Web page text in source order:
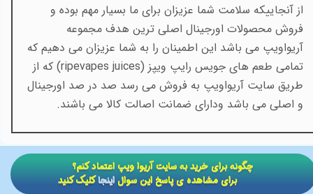
از آنجاییکه سلامت شما عزیزان برای ما بسیار مهم بوده و
فروش محصولات اورجینال اصلی ترین هدف مجموعه
آریواویپ می باشد این اطمینان را به شما عزیزان می دهیم که
تمامی طعم های جویس رایپ ویپز (ripevapes juices) که از
طریق سایت آریواویپ به فروش می رسد صد در صد اورجینال
و اصلی می باشد ودارای ضمانت اصالت کالا می باشند.
​​چگونه برای خرید به سایت آریوا ویپ اعتماد کنم؟
برای مشاهده ی پاسخ این سوالاینجاکلیک کنید